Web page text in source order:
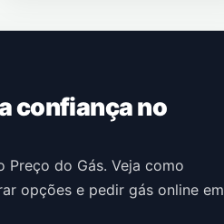
confiança no
do Gás. Veja como
opções e pedir gás online em